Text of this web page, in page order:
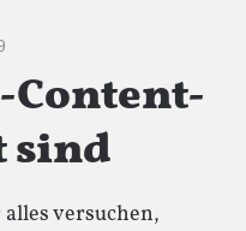
Content-
sind
alles versuchen,